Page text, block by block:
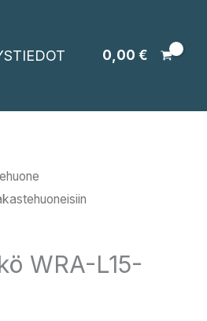
0,00 €
WRA-L15-